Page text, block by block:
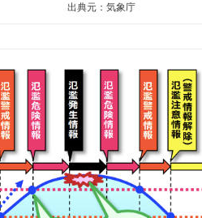
出典元：気象庁